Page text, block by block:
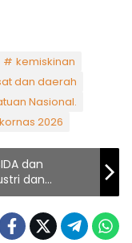
kemiskinan
dan daerah
Nasional.
2026
dan
dan